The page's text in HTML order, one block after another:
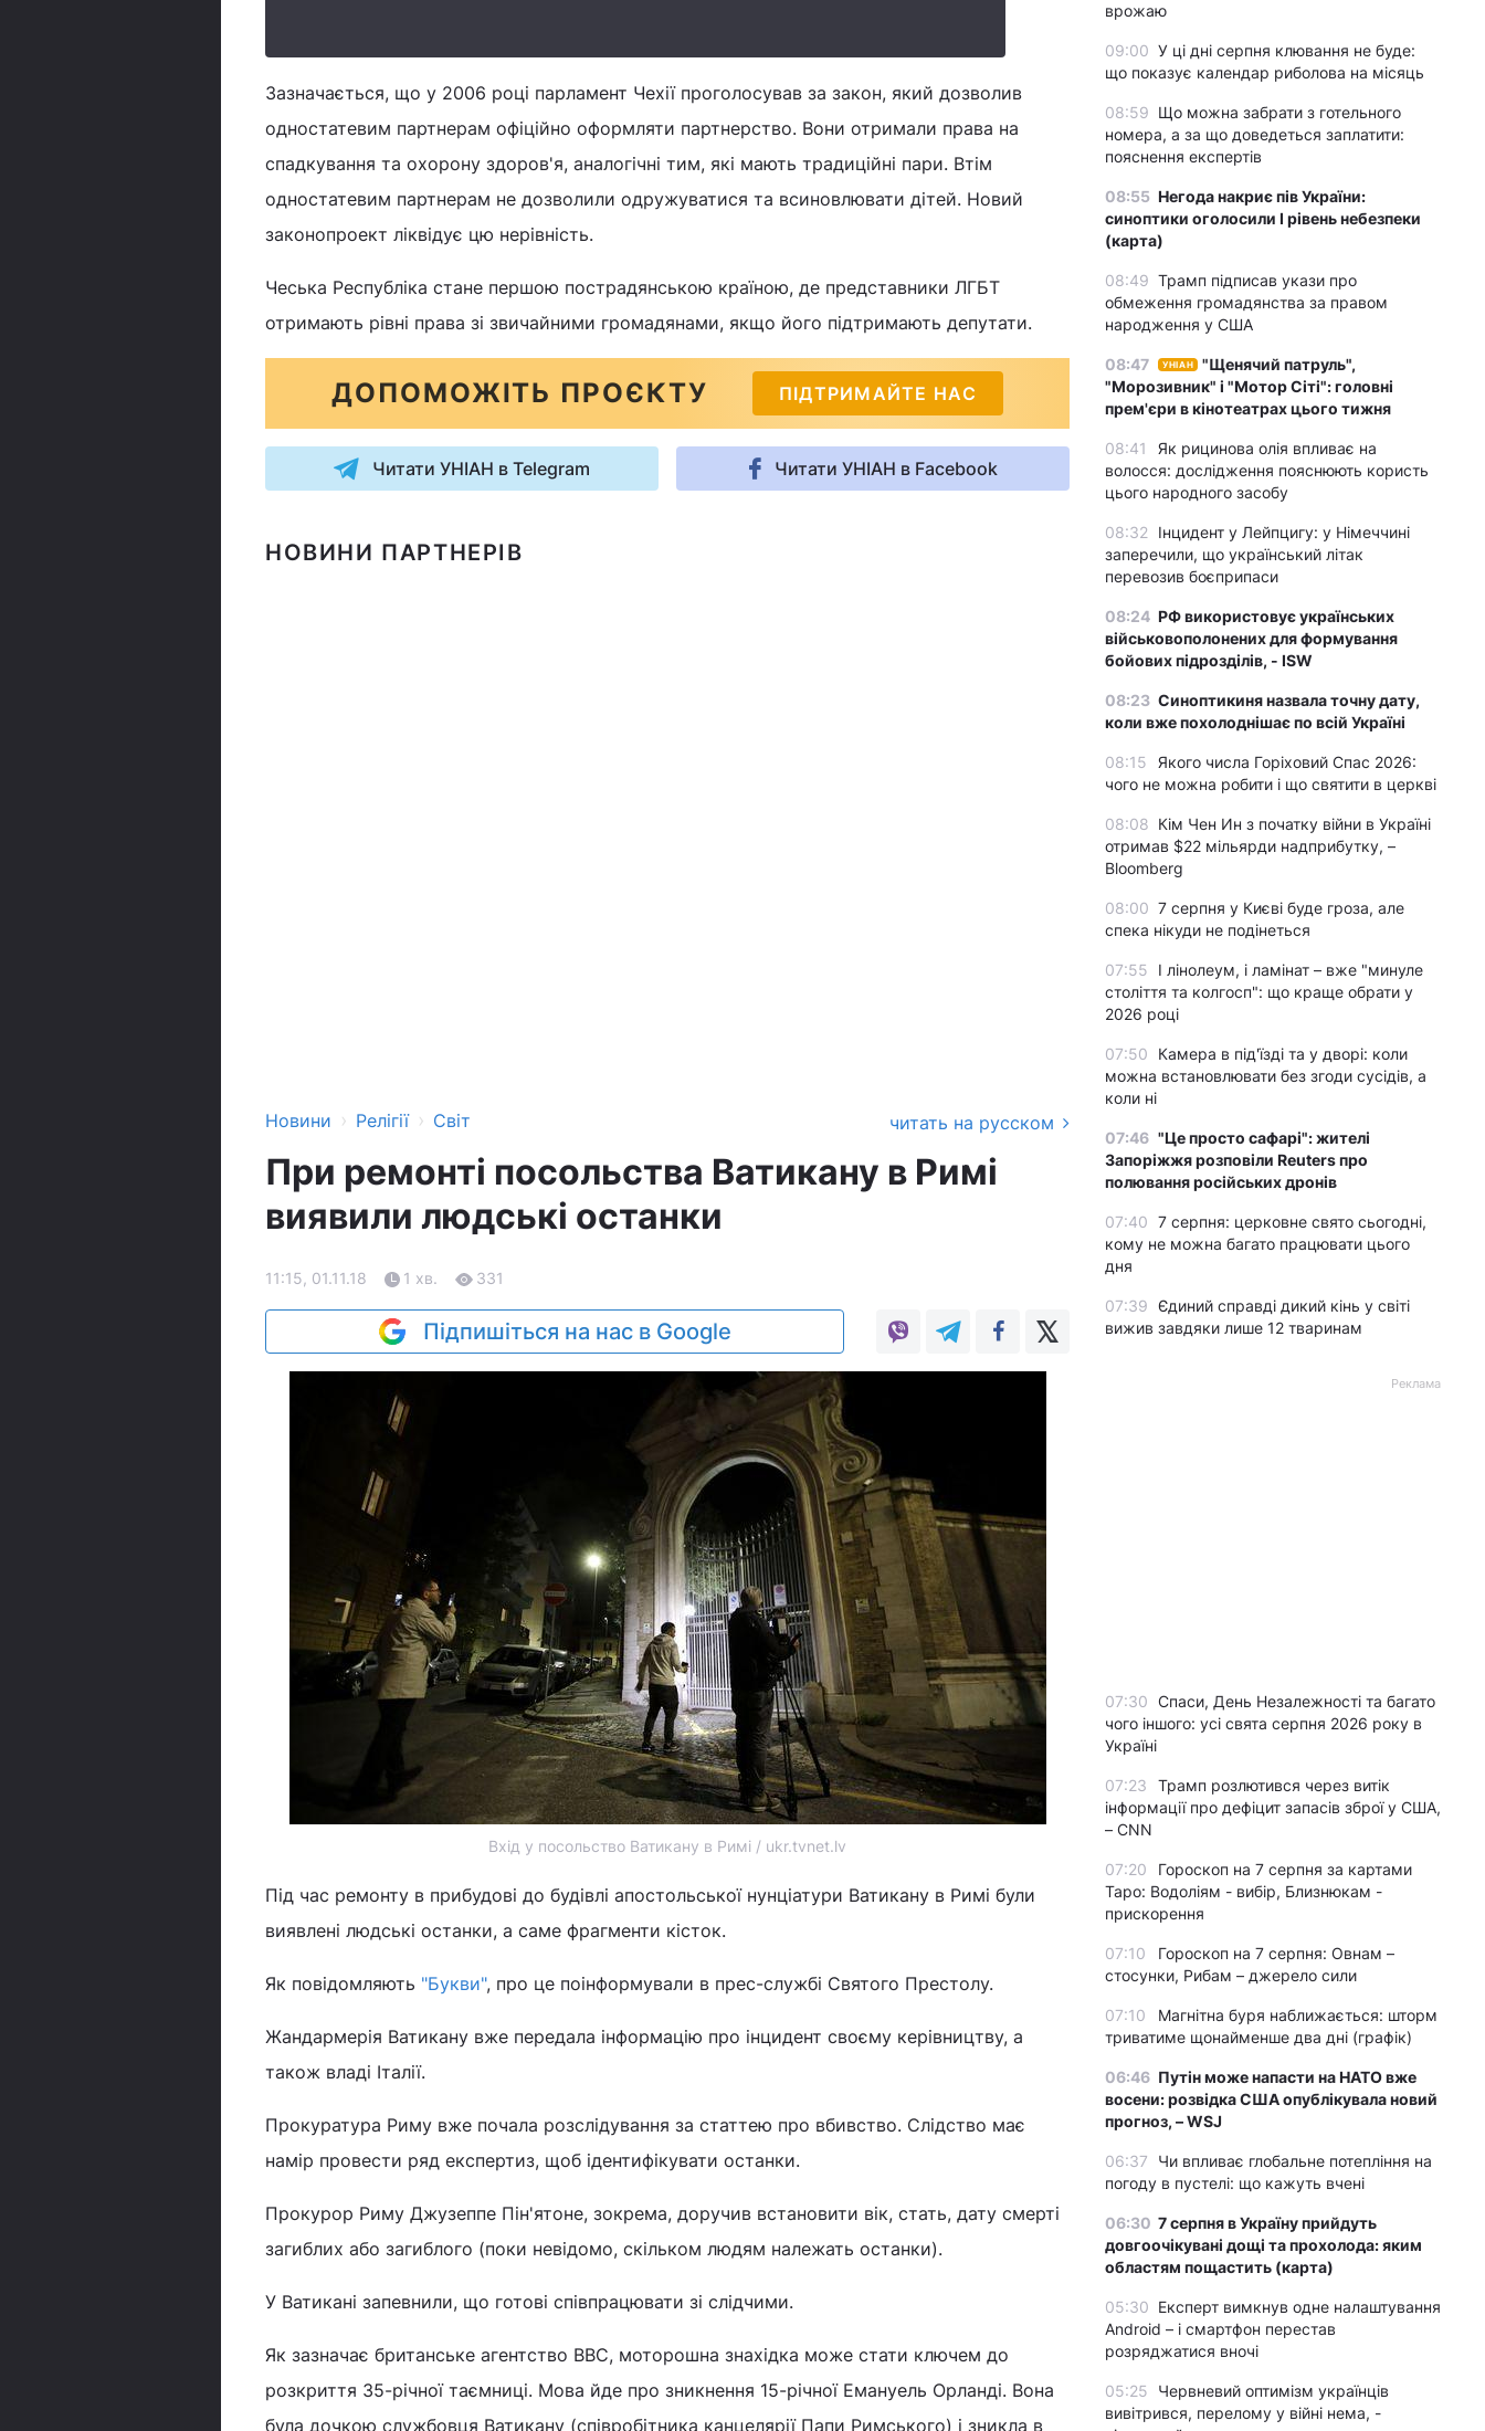
Зазначається, що у 2006 році парламент Чехії проголосував за закон, який дозволив
одностатевим партнерам офіційно оформляти партнерство. Вони отримали права на
спадкування та охорону здоров'я, аналогічні тим, які мають традиційні пари. Втім
одностатевим партнерам не дозволили одружуватися та всиновлювати дітей. Новий
законопроект ліквідує цю нерівність.
Чеська Республіка стане першою пострадянською країною, де представники ЛГБТ
отримають рівні права зі звичайними громадянами, якщо його підтримають депутати.
ДОПОМОЖІТЬ ПРОЄКТУ ПІДТРИМАЙТЕ НАС
Читати УНІАН в Telegram Читати УНІАН в Facebook
НОВИНИ ПАРТНЕРІВ
Новини › Релігії › Світ читать на русском
При ремонті посольства Ватикану в Римі
виявили людські останки
11:15, 01.11.18 1 хв. 331
Підпишіться на нас в Google
Вхід у посольство Ватикану в Римі / ukr.tvnet.lv
Під час ремонту в прибудові до будівлі апостольської нунціатури Ватикану в Римі були
виявлені людські останки, а саме фрагменти кісток.
Як повідомляють "Букви", про це поінформували в прес-службі Святого Престолу.
Жандармерія Ватикану вже передала інформацію про інцидент своєму керівництву, а
також владі Італії.
Прокуратура Риму вже почала розслідування за статтею про вбивство. Слідство має
намір провести ряд експертиз, щоб ідентифікувати останки.
Прокурор Риму Джузеппе Пін'ятоне, зокрема, доручив встановити вік, стать, дату смерті
загиблих або загиблого (поки невідомо, скільком людям належать останки).
У Ватикані запевнили, що готові співпрацювати зі слідчими.
Як зазначає британське агентство ВВС, моторошна знахідка може стати ключем до
розкриття 35-річної таємниці. Мова йде про зникнення 15-річної Емануель Орланді. Вона
була дочкою службовця Ватикану (співробітника канцелярії Папи Римського) і зникла в
врожаю
09:00 У ці дні серпня клювання не буде:
що показує календар риболова на місяць
08:59 Що можна забрати з готельного
номера, а за що доведеться заплатити:
пояснення експертів
08:55 Негода накриє пів України:
синоптики оголосили І рівень небезпеки
(карта)
08:49 Трамп підписав укази про
обмеження громадянства за правом
народження у США
08:47 УНІАН
"Щенячий патруль",
"Морозивник" і "Мотор Сіті": головні
прем'єри в кінотеатрах цього тижня
08:41
Як рицинова олія впливає на
волосся: дослідження пояснюють користь
цього народного засобу
08:32
Інцидент у Лейпцигу: у Німеччині
заперечили, що український літак
перевозив боєприпаси
08:24 РФ використовує українських
військовополонених для формування
бойових підрозділів, - ISW
08:23 Синоптикиня назвала точну дату,
коли вже похолоднішає по всій Україні
08:15
Якого числа Горіховий Спас 2026:
чого не можна робити і що святити в церкві
08:08 Кім Чен Ин з початку війни в Україні
отримав $22 мільярди надприбутку, –
Bloomberg
08:00 7 серпня у Києві буде гроза, але
спека нікуди не подінеться
07:55
І лінолеум, і ламінат – вже "минуле
століття та колгосп": що краще обрати у
2026 році
07:50
Камера в під'їзді та у дворі: коли
можна встановлювати без згоди сусідів, а
коли ні
07:46 "Це просто сафарі": жителі
Запоріжжя розповіли Reuters про
полювання російських дронів
07:40 7 серпня: церковне свято сьогодні,
кому не можна багато працювати цього
дня
07:39 Єдиний справді дикий кінь у світі
вижив завдяки лише 12 тваринам
Реклама
07:30 Спаси, День Незалежності та багато
чого іншого: усі свята серпня 2026 року в
Україні
07:23
Трамп розлютився через витік
інформації про дефіцит запасів зброї у США,
– CNN
07:20
Гороскоп на 7 серпня за картами
Таро: Водоліям - вибір, Близнюкам -
прискорення
07:10
Гороскоп на 7 серпня: Овнам –
стосунки, Рибам – джерело сили
07:10
Магнітна буря наближається: шторм
триватиме щонайменше два дні (графік)
06:46 Путін може напасти на НАТО вже
восени: розвідка США опублікувала новий
прогноз, – WSJ
06:37
Чи впливає глобальне потепління на
погоду в пустелі: що кажуть вчені
06:30 7 серпня в Україну прийдуть
довгоочікувані дощі та прохолода: яким
областям пощастить (карта)
05:30 Експерт вимкнув одне налаштування
Android – і смартфон перестав
розряджатися вночі
05:25
Червневий оптимізм українців
вивітрився, перелому у війні нема, -